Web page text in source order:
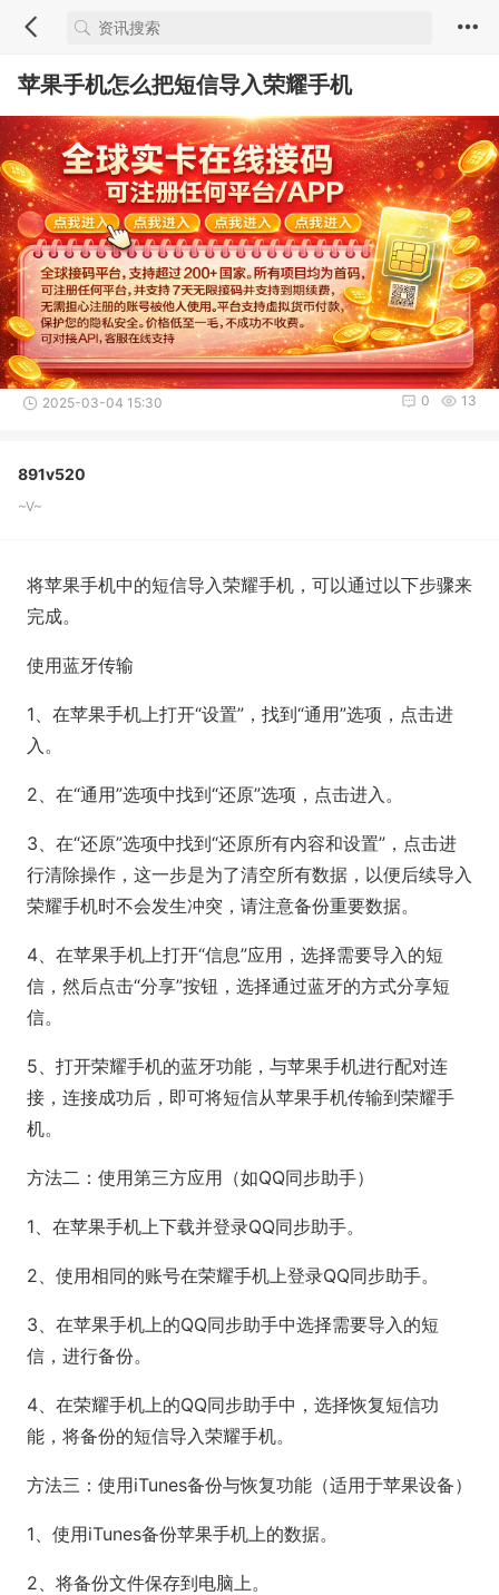
苹果手机怎么把短信导入荣耀手机
2025-03-04 15:30 13
0
891v520
~V~
将苹果手机中的短信导入荣耀手机，可以通过以下步骤来
完成。
使用蓝牙传输
1、在苹果手机上打开“设置”，找到“通用”选项，点击进
入。
2、在“通用”选项中找到“还原”选项，点击进入。
3、在“还原”选项中找到“还原所有内容和设置”，点击进
行清除操作，这一步是为了清空所有数据，以便后续导入
荣耀手机时不会发生冲突，请注意备份重要数据。
4、在苹果手机上打开“信息”应用，选择需要导入的短
信，然后点击“分享”按钮，选择通过蓝牙的方式分享短
信。
5、打开荣耀手机的蓝牙功能，与苹果手机进行配对连
接，连接成功后，即可将短信从苹果手机传输到荣耀手
机。
方法二：使用第三方应用（如QQ同步助手）
1、在苹果手机上下载并登录QQ同步助手。
2、使用相同的账号在荣耀手机上登录QQ同步助手。
3、在苹果手机上的QQ同步助手中选择需要导入的短
信，进行备份。
4、在荣耀手机上的QQ同步助手中，选择恢复短信功
能，将备份的短信导入荣耀手机。
方法三：使用iTunes备份与恢复功能（适用于苹果设备）
1、使用iTunes备份苹果手机上的数据。
2、将备份文件保存到电脑上。